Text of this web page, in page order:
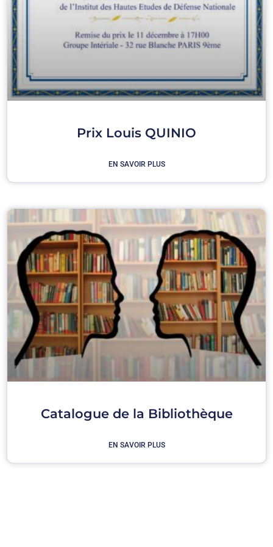
Prix Louis QUINIO
EN SAVOIR PLUS
Catalogue de la Bibliothèque
EN SAVOIR PLUS